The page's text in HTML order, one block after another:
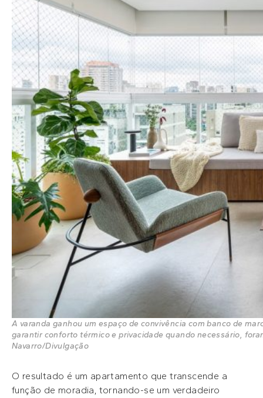
A varanda ganhou um espaço de convivência com banco de
garantir conforto térmico e privacidade quando necessário,
Navarro/Divulgação
O resultado é um apartamento que transcende a
função de moradia, tornando-se um verdadeiro